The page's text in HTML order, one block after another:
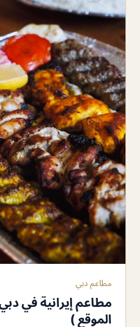
مطاعم دبي
مطاعم إيرانية في
الموقع )